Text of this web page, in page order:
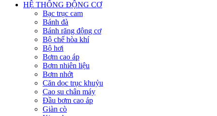
HỆ THỐNG ĐỘNG CƠ
Bạc trục cam
Bánh đà
Bánh răng động cơ
Bộ chế hòa khí
Bộ hơi
Bơm cao áp
Bơm nhiên liệu
Bơm nhớt
Căn dọc trục khuỷu
Cao su chân máy
Đầu bơm cao áp
Giàn cò